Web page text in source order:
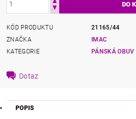
KÓD PRODUKTU
21165/44
ZNAČKA
IMAC
KATEGORIE
PÁNSKÁ OBUV
Dotaz
POPIS